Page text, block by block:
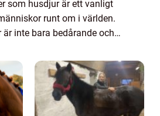
som husdjur är ett vanligt
runt om i världen.
är inte bara bedårande och
kräver inte m...